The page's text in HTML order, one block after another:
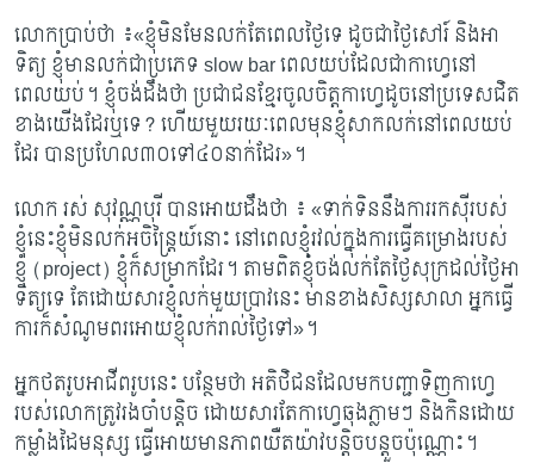
លោកប្រាប់​ថា ៖«ខ្ញុំមិនមែនលក់តែពេលថ្ងៃទេ ដូចជាថ្ងៃសៅរ៍​ និងអា
ទិត្យ ខ្ញុំមានលក់ជាប្រភេទ slow bar ពេលយប់ដែលជាកាហ្វេនៅ
ពេលយប់។ ខ្ញុំចង់ដឹងថា ប្រជាជនខ្មែរចូលចិត្តកាហ្វេដូចនៅប្រទេសជិត
ខាងយើងដែរឬទេ? ហើយមួយរយៈពេលមុនខ្ញុំសាកលក់នៅពេលយប់
ដែរ បានប្រហែល៣០ទៅ៤០នាក់ដែរ​»។
លោក រស់ សុវណ្ណបុរី បានអោយដឹងថា ៖ «ទាក់ទិននឹងការរកស៊ីរបស់
ខ្ញុំនេះខ្ញុំមិនលក់អចិន្ត្រៃយ៍នោះ នៅពេលខ្ញុំរវល់ក្នុងការធ្វើគម្រោងរបស់
ខ្ញុំ (project) ខ្ញុំក៏សម្រាកដែរ។ តាមពិតខ្ញុំចង់លក់តែថ្ងៃសុក្រដល់ថ្ងៃអា​
ទិត្យទេ តែដោយសារខ្ញុំលក់មួយប្រាវនេះ មានខាងសិស្សសាលា អ្នកធ្វើ
ការក៏សំណូមពរអោយខ្ញុំលក់រាល់ថ្ងៃទៅ»។
អ្នកថតរូបអាជីពរូបនេះ បន្ថែមថា អតិថិជនដែលមកបញ្ជាទិញកាហ្វេ
របស់លោកត្រូវរងចាំបន្តិច ដោយ​សា​រតែកាហ្វេឆុងភ្លាមៗ និងកិនដោយ
កម្លាំងដៃមនុស្ស ធ្វើអោយមានភាពយឺតយ៉ាវបន្តិចបន្តួចប៉ុណ្ណោះ។